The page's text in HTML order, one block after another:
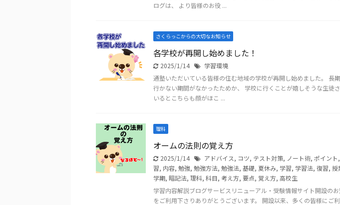
ログは、 より皆様のお役 ...
さくらっこからの大切なお知らせ
各学校が再開し始めました！
2025/1/14
学習環境
通塾いただいている皆様の住む地域の学校が再開し始めました。 長
行かない期間がなかったためか、 学校に行くことが嬉しそうな生徒
いるとこちらも顔がほこ ...
理科
オームの法則の覚え方
2025/1/14 アドバイス, コツ, テスト対策, ノート術, ポイント,
習, 内容, 勉強, 勉強方法, 勉強法, 基礎, 夏休み, 学習, 学習法, 復習, 授
学期, 暗記法, 理科, 科目, 考え方, 要点, 覚え方, 高校生
学習内容解説ブログサービスリニューアル・受験情報サイト開設の
をご利用下さりありがとうございます。 開設以来、多くの皆様にご